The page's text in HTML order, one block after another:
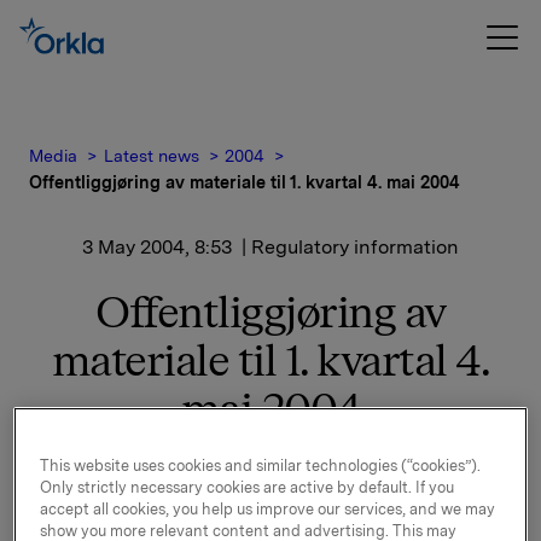
Media Latest news
2004
Offentliggjøring av materiale til 1. kvartal 4. mai 2004
3 May 2004, 8:53 | Regulatory information
Offentliggjøring av
materiale til 1. kvartal 4.
mai 2004
1) Materiale
PowerPoint-presentasjon, regneark og
kvartalsrapport blir sendt til Oslo Børs og dessuten
This website uses cookies and similar technologies (“cookies”).
Only strictly necessary cookies are active by default. If you
accept all cookies, you help us improve our services, and we may
show you more relevant content and advertising. This may